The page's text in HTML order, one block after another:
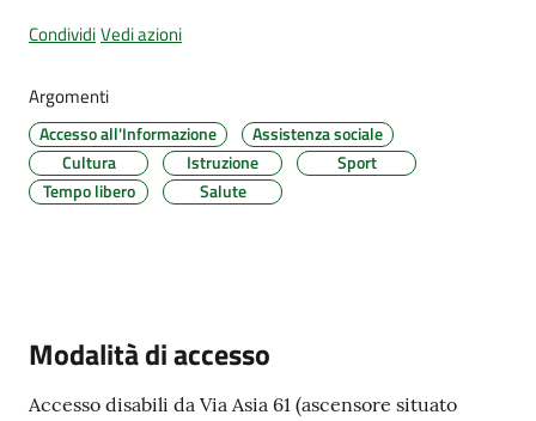
Amministrazione
Trasparente
Tutti
gli
Seguici
su
CondividiVedi azioni
Argomenti
Accesso all'Informazione
Assistenza sociale
Cultura
Istruzione
Sport
Tempo libero
Salute
Modalità di accesso
Accesso disabili da Via Asia 61 (ascensore situato